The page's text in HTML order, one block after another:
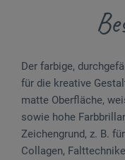
Der farbige,
für die kreative
matte Oberfläche,
sowie hohe
Zeichengrund, z. B.
Collagen,